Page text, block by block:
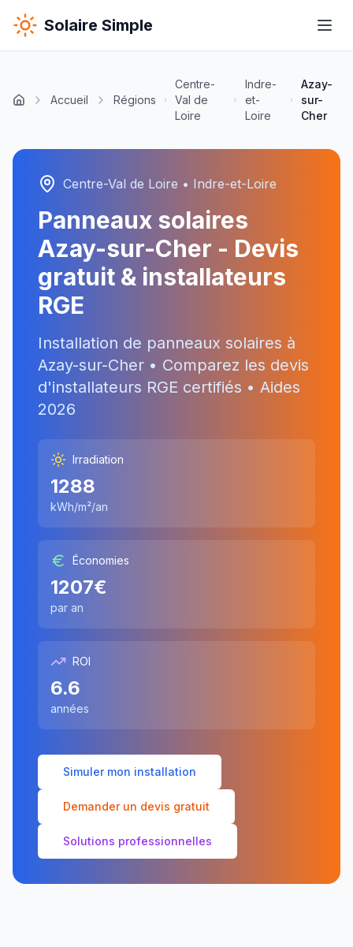
Solaire Simple
Accueil Régions
Centre-
Val de
Loire
Indre-
et-
Loire
Azay-
sur-
Cher
Centre-Val de Loire • Indre-et-Loire
Panneaux solaires
Azay-sur-Cher - Devis
gratuit & installateurs
RGE
Installation de panneaux solaires à
Azay-sur-Cher • Comparez les devis
d'installateurs RGE certifiés • Aides
2026
Irradiation
1288
kWh/m²/an
Économies
1207€
par an
ROI
6.6
années
Simuler mon installation
Demander un devis gratuit
Solutions professionnelles